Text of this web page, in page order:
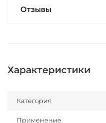
Отзывы
Характеристики
Категория
Применение